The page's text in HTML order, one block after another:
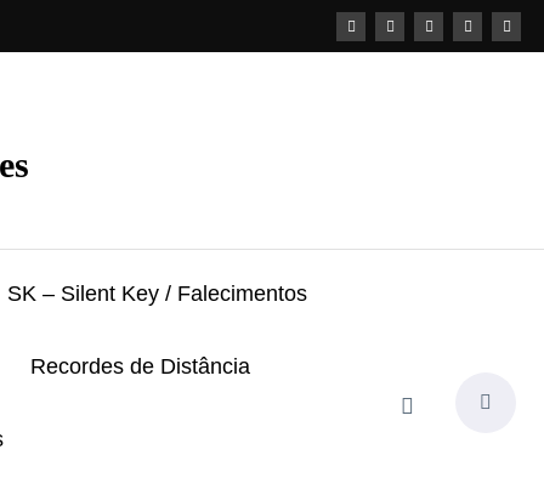
SK – Silent Key / Falecimentos
Recordes de Distância